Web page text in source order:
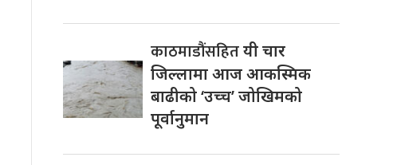
काठमाडौंसहितयी चार
जिल्लामा आज आकस्मिक
बाढीको ‘उच्च’ जोखिमको
पूर्वानुमान